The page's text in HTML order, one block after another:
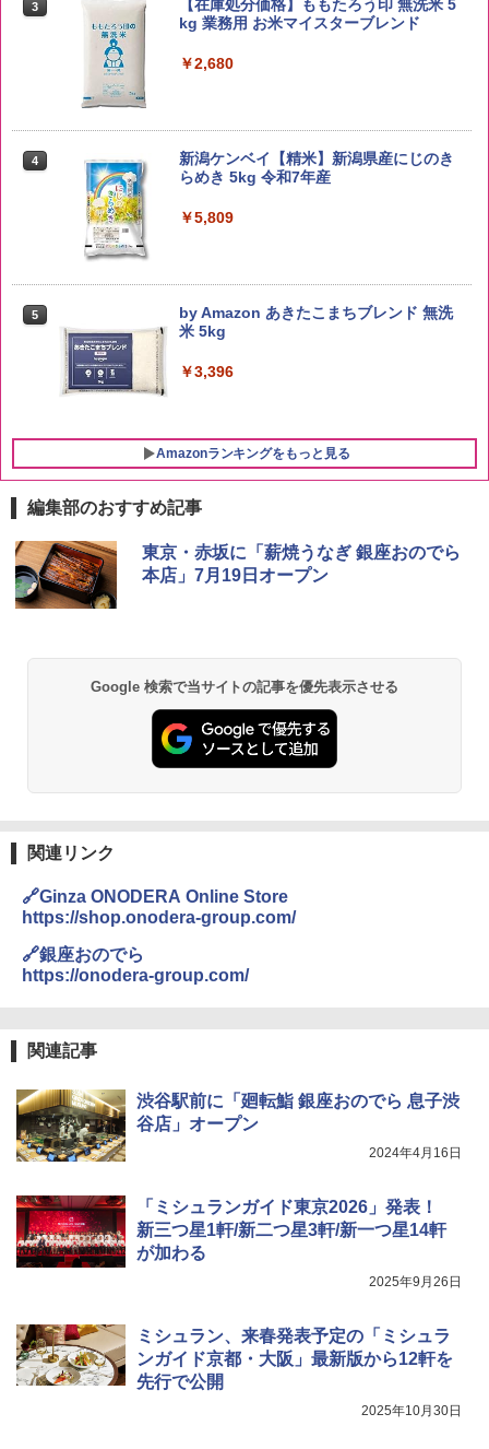
3
【在庫処分価格】ももたろう印 無洗米 5
kg 業務用 お米マイスターブレンド
￥2,680
4
新潟ケンベイ【精米】新潟県産にじのき
らめき 5kg 令和7年産
￥5,809
5
by Amazon あきたこまちブレンド 無洗
米 5kg
￥3,396
Amazonランキングをもっと見る
1
ブラックニッカ ニッカ Nikka ウィスキ
ー4000ml ブラックニッカクリア ウヰス
キー 【日本 アサヒ ウィスキー】 大容量
角瓶 2700ml サントリー ウイスキー ハ
イボール 大容量
イスキー ハイボール 缶
￥4,274
白州 Story of the Distillery 2026 化粧箱
入 700ml
￥19,860
1
チキンラーメン どんぶり 85g×12個 日清
食品 インスタント カップ麺
【公式】ブタメン とんこつ味 35g×15個
| 業務用 夜食 カップラーメン ミニカップ
麺 小腹 インスタント アウトドアにも ロ
ーリングストック 大人買い おやつカン
パニー
3
国分 tabete だし麺 千葉県産はまぐりだ
し 塩らーめん 108g×10袋 保存食 備蓄
4
￥3,248
5
カップヌードル カップヌードルPRO し
ょうゆ 高たんぱく&低糖質 さらに塩分控
えめ 75g×12個
1
[山善] スチームオーブンレンジ 25L 一人
暮らし 二人暮らし フラットテーブル ス
チーム調理 自動メニュー19種搭載 角皿
シャープ 過熱水蒸気 オーブンレンジ 26
L コンベクション 2段調理 ホワイト RE-
SS26B-W
レンジ 省エネ 高効率 15L 一人暮らし 二
人暮らし フラットテーブル グレー YRZ-
ジ 石窯ドーム ER-D80A(K) ブラック 25
0℃ 1段調理 フラットテーブル 電子レン
ジ 赤外線センサー ノンフライ調理 簡単
お手入れ 小型 新生活 一人暮らし 二人暮
￥34,546
シャープ ウォーターオーブン ヘルシオ
クション トースト機能
￥44,800
編集部のおすすめ記事
東京・赤坂に「薪焼うなぎ 銀座おのでら
本店」7月19日オープン
Google 検索で当サイトの記事を優先表示させる
関連リンク
🔗Ginza ONODERA Online Store
https://shop.onodera-group.com/
🔗銀座おのでら
https://onodera-group.com/
関連記事
渋谷駅前に「廻転鮨 銀座おのでら 息子渋
谷店」オープン
2024年4月16日
「ミシュランガイド東京2026」発表！
新三つ星1軒/新二つ星3軒/新一つ星14軒
が加わる
2025年9月26日
ミシュラン、来春発表予定の「ミシュラ
ンガイド京都・大阪」最新版から12軒を
先行で公開
2025年10月30日